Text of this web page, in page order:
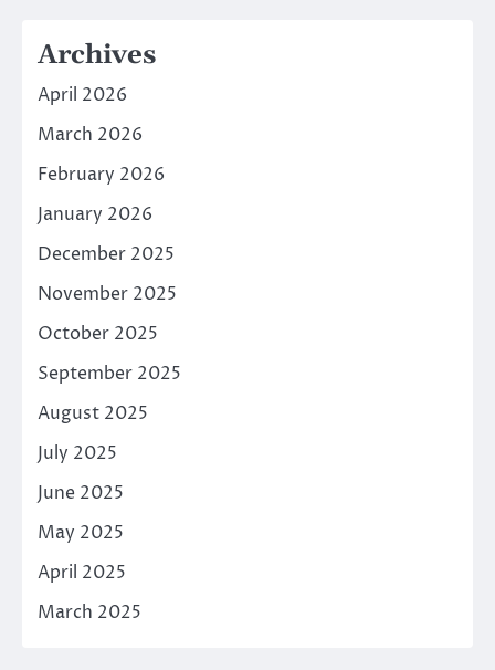
Archives
April 2026
March 2026
February 2026
January 2026
December 2025
November 2025
October 2025
September 2025
August 2025
July 2025
June 2025
May 2025
April 2025
March 2025